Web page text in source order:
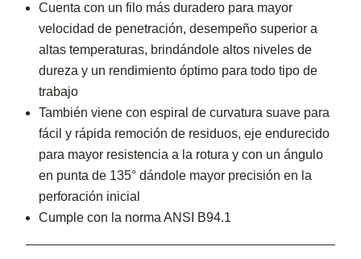
Cuenta con un filo más duradero para mayor
velocidad de penetración, desempeño superior a
altas temperaturas, brindándole altos niveles de
dureza y un rendimiento óptimo para todo tipo de
trabajo
También viene con espiral de curvatura suave para
fácil y rápida remoción de residuos, eje endurecido
para mayor resistencia a la rotura y con un ángulo
en punta de 135° dándole mayor precisión en la
perforación inicial
Cumple con la norma ANSI B94.1